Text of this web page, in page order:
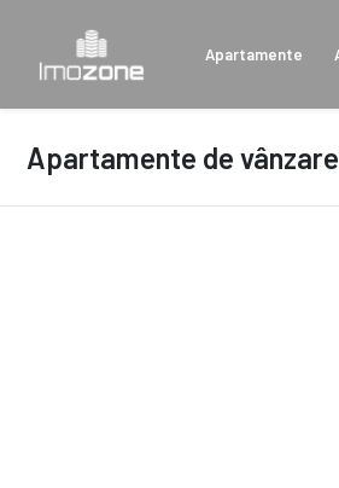
Apartamente
Apartamente de